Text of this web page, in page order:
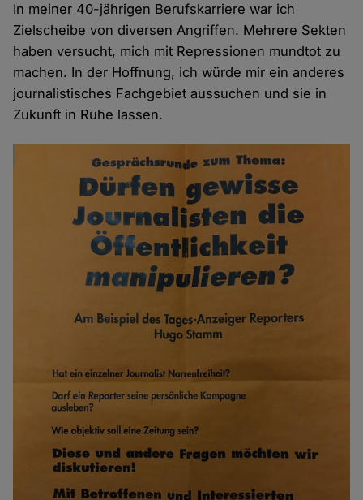
In meiner 40-jährigen Berufskarriere war ich
Zielscheibe von diversen Angriffen. Mehrere Sekten
haben versucht, mich mit Repressionen mundtot zu
machen. In der Hoffnung, ich würde mir ein anderes
journalistisches Fachgebiet aussuchen und sie in
Zukunft in Ruhe lassen.